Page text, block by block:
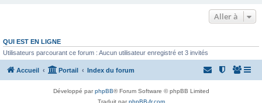
Aller à
QUI EST EN LIGNE
Utilisateurs parcourant ce forum : Aucun utilisateur enregistré et 3 invités
Accueil Portail Index du forum
Développé parphpBB® Forum Software © phpBB Limited
Traduit parphpBB-fr.com